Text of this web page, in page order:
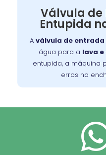
Válvula de
Entupida
Aválvula de entrada
água para a lava
entupida, a máquina
erros no
entupida, a máquina
erros no enchimento
ciclo de lavagem.
minerais são causas
substituição da
para o fluxo